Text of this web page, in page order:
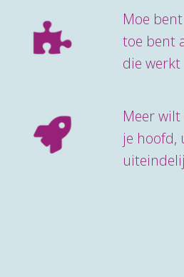
Moe
toe bent
die werkt
Meer
je hoofd,